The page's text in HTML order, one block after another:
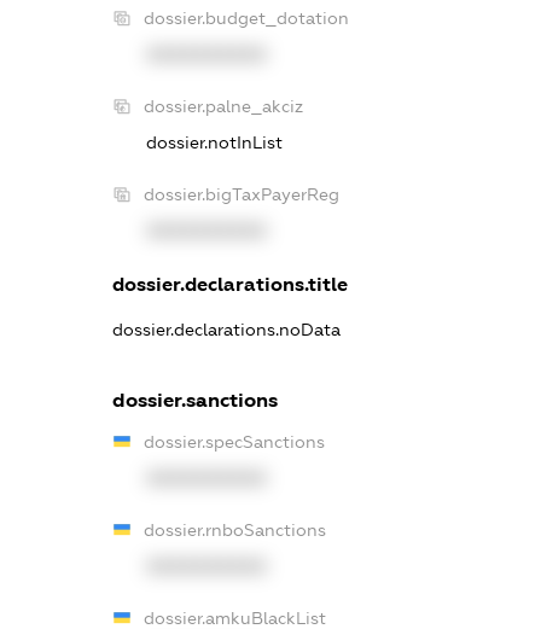
dossier.budget_dotation
dossier.palne_akciz
dossier.notInList
dossier.bigTaxPayerReg
dossier.declarations.title
dossier.declarations.noData
dossier.sanctions
dossier.specSanctions
dossier.rnboSanctions
dossier.amkuBlackList